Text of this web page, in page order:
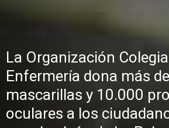
La Organización
Enfermería dona más
mascarillas y 10.000
oculares a los